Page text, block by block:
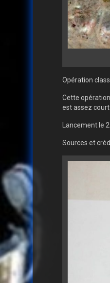
Opération
Cette
est assez
Lancement le
Sources et